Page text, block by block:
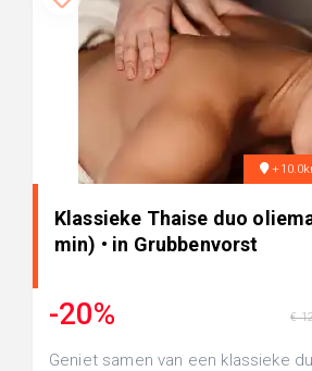
Klassieke Thaise duo
min) • in Grubbenvorst
-20% €
Geniet samen van een klassieke